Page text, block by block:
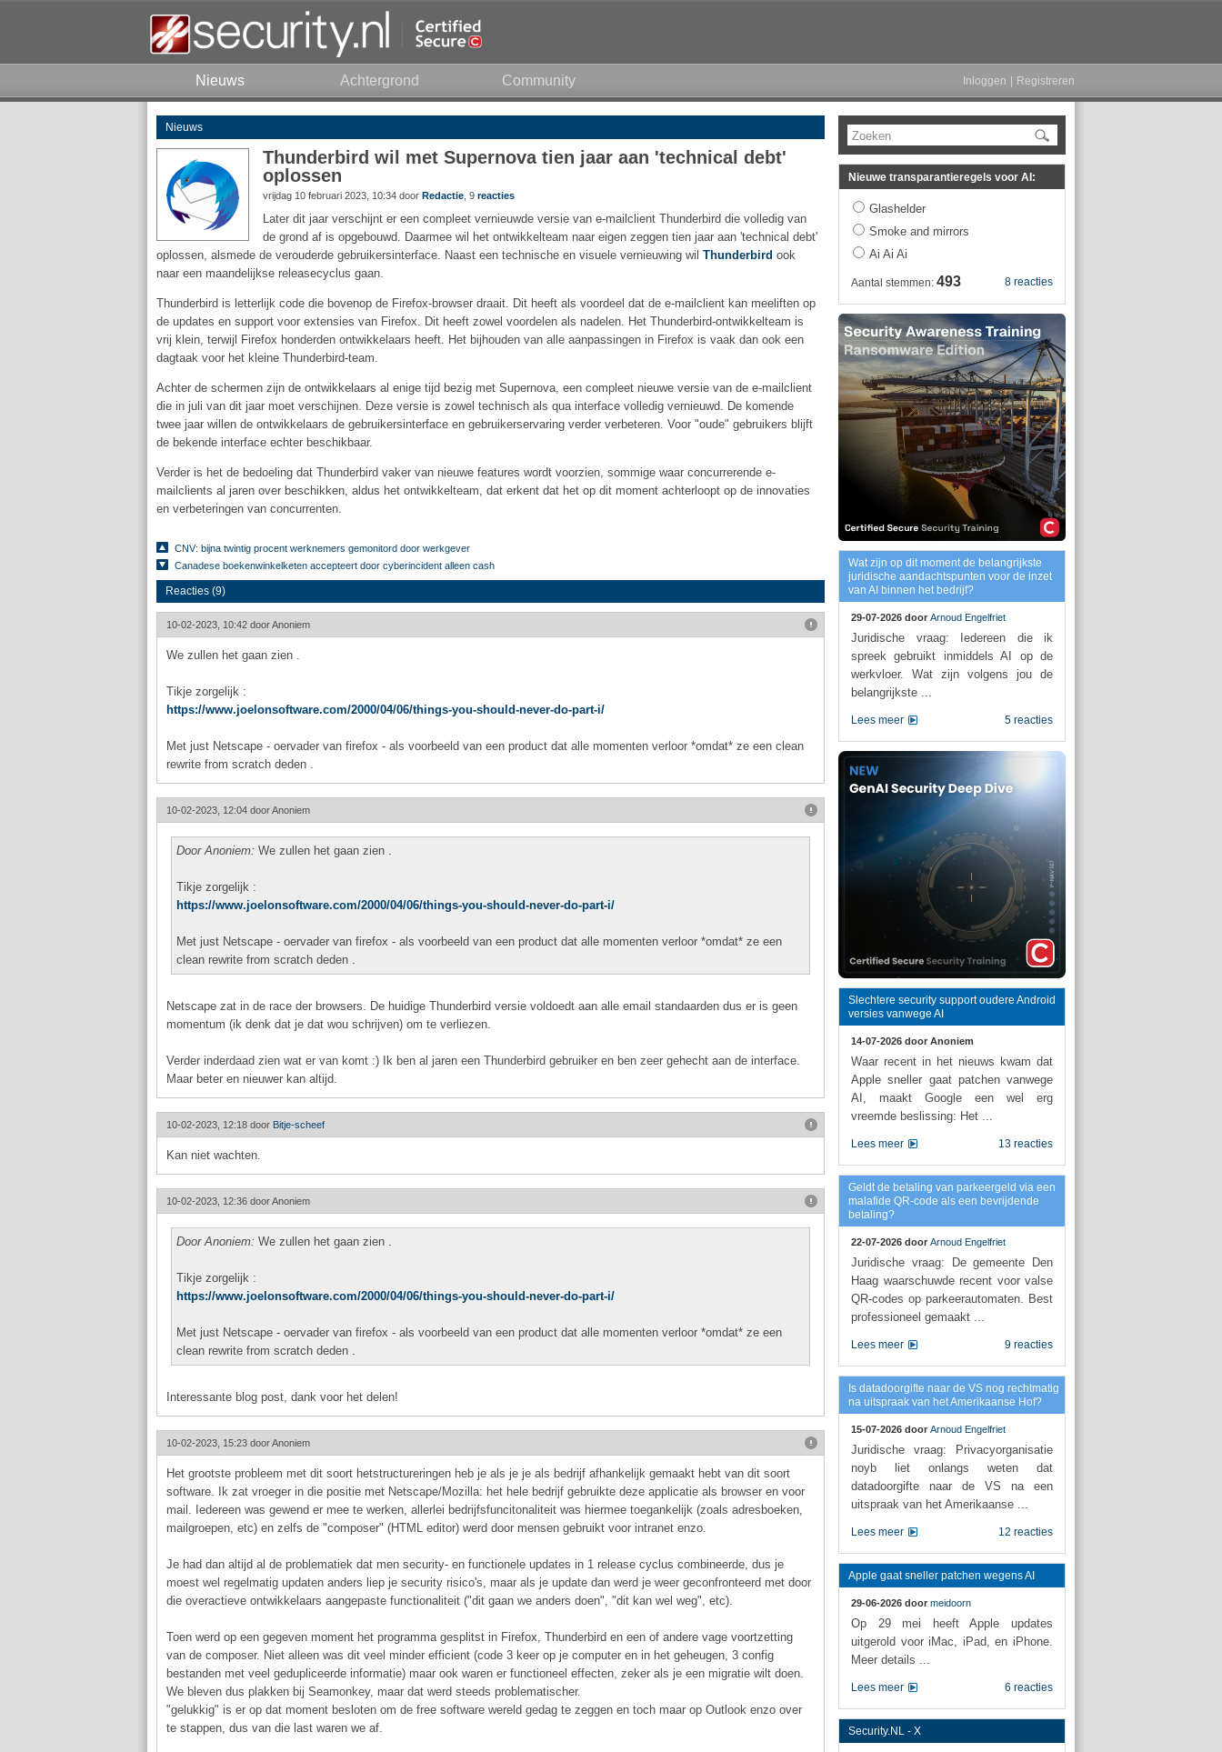
Nieuws Achtergrond Community Inloggen Registreren
Nieuws
Thunderbird wil met Supernova tien jaar aan 'technical debt'
oplossen
vrijdag 10 februari 2023, 10:34 door Redactie , 9 reacties
Later dit jaar verschijnt er een compleet vernieuwde versie van e-mailclient Thunderbird die volledig van
de grond af is opgebouwd. Daarmee wil het ontwikkelteam naar eigen zeggen tien jaar aan 'technical debt'
oplossen, alsmede de verouderde gebruikersinterface. Naast een technische en visuele vernieuwing wil Thunderbird ook
naar een maandelijkse releasecyclus gaan.
Thunderbird is letterlijk code die bovenop de Firefox-browser draait. Dit heeft als voordeel dat de e-mailclient kan meeliften op
de updates en support voor extensies van Firefox. Dit heeft zowel voordelen als nadelen. Het Thunderbird-ontwikkelteam is
vrij klein, terwijl Firefox honderden ontwikkelaars heeft. Het bijhouden van alle aanpassingen in Firefox is vaak dan ook een
dagtaak voor het kleine Thunderbird-team.
Achter de schermen zijn de ontwikkelaars al enige tijd bezig met Supernova, een compleet nieuwe versie van de e-mailclient
die in juli van dit jaar moet verschijnen. Deze versie is zowel technisch als qua interface volledig vernieuwd. De komende
twee jaar willen de ontwikkelaars de gebruikersinterface en gebruikerservaring verder verbeteren. Voor "oude" gebruikers blijft
de bekende interface echter beschikbaar.
Verder is het de bedoeling dat Thunderbird vaker van nieuwe features wordt voorzien, sommige waar concurrerende e-
mailclients al jaren over beschikken, aldus het ontwikkelteam, dat erkent dat het op dit moment achterloopt op de innovaties
en verbeteringen van concurrenten.
CNV: bijna twintig procent werknemers gemonitord door werkgever
Canadese boekenwinkelketen accepteert door cyberincident alleen cash
Reacties (9)
10-02-2023, 10:42 doorAnoniem
We zullen het gaan zien .
Tikje zorgelijk :
https://www.joelonsoftware.com/2000/04/06/things-you-should-never-do-part-i/
Met just Netscape - oervader van firefox - als voorbeeld van een product dat alle momenten verloor *omdat* ze een clean
rewrite from scratch deden .
10-02-2023, 12:04 doorAnoniem
Door Anoniem: We zullen het gaan zien .
Tikje zorgelijk :
https://www.joelonsoftware.com/2000/04/06/things-you-should-never-do-part-i/
Met just Netscape - oervader van firefox - als voorbeeld van een product dat alle momenten verloor *omdat* ze een
clean rewrite from scratch deden .
Netscape zat in de race der browsers. De huidige Thunderbird versie voldoedt aan alle email standaarden dus er is geen
momentum (ik denk dat je dat wou schrijven) om te verliezen.
Verder inderdaad zien wat er van komt :) Ik ben al jaren een Thunderbird gebruiker en ben zeer gehecht aan de interface.
Maar beter en nieuwer kan altijd.
10-02-2023, 12:18 door Bitje-scheef
Kan niet wachten.
10-02-2023, 12:36 doorAnoniem
Door Anoniem: We zullen het gaan zien .
Tikje zorgelijk :
https://www.joelonsoftware.com/2000/04/06/things-you-should-never-do-part-i/
Met just Netscape - oervader van firefox - als voorbeeld van een product dat alle momenten verloor *omdat* ze een
clean rewrite from scratch deden .
Interessante blog post, dank voor het delen!
10-02-2023, 15:23 doorAnoniem
Het grootste probleem met dit soort hetstructureringen heb je als je je als bedrijf afhankelijk gemaakt hebt van dit soort
software. Ik zat vroeger in die positie met Netscape/Mozilla: het hele bedrijf gebruikte deze applicatie als browser en voor
mail. Iedereen was gewend er mee te werken, allerlei bedrijfsfuncitonaliteit was hiermee toegankelijk (zoals adresboeken,
mailgroepen, etc) en zelfs de "composer" (HTML editor) werd door mensen gebruikt voor intranet enzo.
Je had dan altijd al de problematiek dat men security- en functionele updates in 1 release cyclus combineerde, dus je
moest wel regelmatig updaten anders liep je security risico's, maar als je update dan werd je weer geconfronteerd met door
die overactieve ontwikkelaars aangepaste functionaliteit ("dit gaan we anders doen", "dit kan wel weg", etc).
Toen werd op een gegeven moment het programma gesplitst in Firefox, Thunderbird en een of andere vage voortzetting
van de composer. Niet alleen was dit veel minder efficient (code 3 keer op je computer en in het geheugen, 3 config
bestanden met veel gedupliceerde informatie) maar ook waren er functioneel effecten, zeker als je een migratie wilt doen.
We bleven dus plakken bij Seamonkey, maar dat werd steeds problematischer.
"gelukkig" is er op dat moment besloten om de free software wereld gedag te zeggen en toch maar op Outlook enzo over
te stappen, dus van die last waren we af.
Zoeken
Nieuwe transparantieregels voor AI:
Glashelder
Smoke and mirrors
Ai Ai Ai
8 reacties
Aantal stemmen: 493
Wat zijn op dit moment de belangrijkste
juridische aandachtspunten voor de inzet
van AI binnen het bedrijf?
29-07-2026 door Arnoud Engelfriet
Juridische vraag: Iedereen die ik
spreek gebruikt inmiddels AI op de
werkvloer. Wat zijn volgens jou de
belangrijkste ...
5 reacties
Lees meer
Slechtere security support oudere Android
versies vanwege AI
14-07-2026 door Anoniem
Waar recent in het nieuws kwam dat
Apple sneller gaat patchen vanwege
AI, maakt Google een wel erg
vreemde beslissing: Het ...
13 reacties
Lees meer
Geldt de betaling van parkeergeld via een
malafide QR-code als een bevrijdende
betaling?
22-07-2026 door Arnoud Engelfriet
Juridische vraag: De gemeente Den
Haag waarschuwde recent voor valse
QR-codes op parkeerautomaten. Best
professioneel gemaakt ...
9 reacties
Lees meer
Is datadoorgifte naar de VS nog rechtmatig
na uitspraak van het Amerikaanse Hof?
15-07-2026 door Arnoud Engelfriet
Juridische vraag: Privacyorganisatie
noyb liet onlangs weten dat
datadoorgifte naar de VS na een
uitspraak van het Amerikaanse ...
12 reacties
Lees meer
Apple gaat sneller patchen wegens AI
29-06-2026 door meidoorn
Op 29 mei heeft Apple updates
uitgerold voor iMac, iPad, en iPhone.
Meer details ...
6 reacties
Lees meer
Security.NL - X